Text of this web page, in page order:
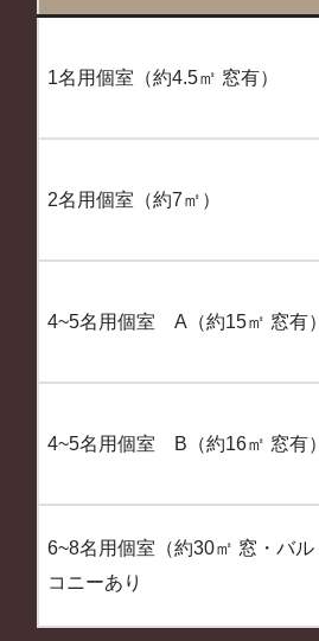
1名用個室（約4.5㎡ 窓有）
2名用個室（約7㎡）
4~5名用個室 A（約15㎡ 窓有）
4~5名用個室 B（約16㎡ 窓有）
6~8名用個室（約30㎡ 窓・バル
コニーあり